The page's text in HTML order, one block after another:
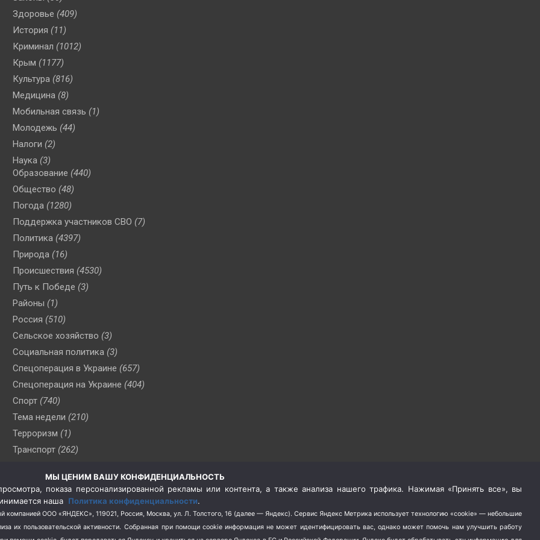
Здоровье (409)
История (11)
Криминал (1012)
Крым (1177)
Культура (816)
Медицина (8)
Мобильная связь (1)
Молодежь (44)
Налоги (2)
Наука (3)
Образование (440)
Общество (48)
Погода (1280)
Поддержка участников СВО (7)
Политика (4397)
Природа (16)
Происшествия (4530)
Путь к Победе (3)
Районы (1)
Россия (510)
Сельское хозяйство (3)
Социальная политика (3)
Спецоперация в Украине (657)
Спецоперация на Украине (404)
Спорт (740)
Тема недели (210)
Терроризм (1)
Транспорт (262)
(76)
Цены (2)
Школа и спорт (2)
Экология (8)
МЫ ЦЕНИМ ВАШУ КОНФИДЕНЦИАЛЬНОСТЬ
показа персонализированной рекламы или контента, а также анализа нашего трафика. Нажимая «Принять все», вы
наша Политика конфиденциальности.
компанией ООО «ЯНДЕКС», 119021, Россия, Москва, ул. Л. Толстого, 16 (далее — Яндекс). Сервис Яндекс Метрика использует технологию «cookie» — небольшие
их пользовательской активности. Собранная при помощи cookie информация не может идентифицировать вас, однако может помочь нам улучшить работу